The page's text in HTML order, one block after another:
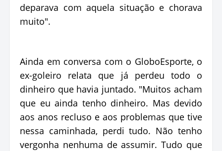
deparava com aquela situação e chorava
muito".
Ainda em conversa com o GloboEsporte, o
ex-goleiro relata que já perdeu todo o
dinheiro que havia juntado. "Muitos acham
que eu ainda tenho dinheiro. Mas devido
aos anos recluso e aos problemas que tive
nessa caminhada, perdi tudo. Não tenho
vergonha nenhuma de assumir. Tudo que